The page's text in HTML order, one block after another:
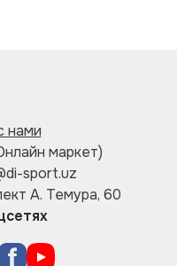
нами
маркет)
sport.uz
А. Темура, 60